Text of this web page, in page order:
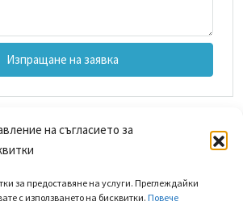
на съгласието за
за предоставяне на услуги. Преглеждайки
с използването на бисквитки. Повече
Изпращане на заявка